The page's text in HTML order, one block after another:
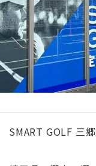
SMART GOLF 三